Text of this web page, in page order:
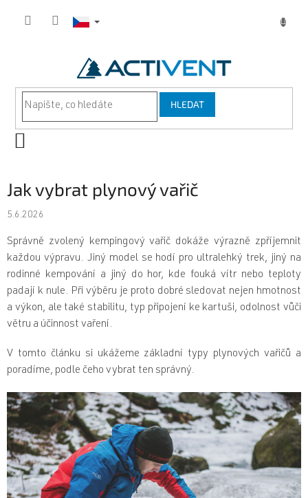
HLEDAT
Jak vybrat plynový vařič
5.6.2026
Správně zvolený kempingový vařič dokáže výrazně zpříjemnit
každou výpravu. Jiný model se hodí pro ultralehký trek, jiný na
rodinné kempování a jiný do hor, kde fouká vítr nebo teploty
padají k nule. Při výběru je proto dobré sledovat nejen hmotnost
a výkon, ale také stabilitu, typ připojení ke kartuši, odolnost vůči
větru a účinnost vaření.
V tomto článku si ukážeme základní typy plynových vařičů a
poradíme, podle čeho vybrat ten správný.